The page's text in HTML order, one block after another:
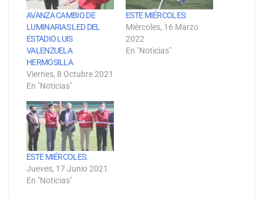
AVANZA CAMBIO DE
LUMINARIAS LED DEL
ESTADIO LUIS
VALENZUELA
HERMOSILLA
Viernes, 8 Octubre 2021
En "Noticias"
ESTE MIÉRCOLES:
Miércoles, 16 Marzo
2022
En "Noticias"
ESTE MIÉRCOLES:
Jueves, 17 Junio 2021
En "Noticias"